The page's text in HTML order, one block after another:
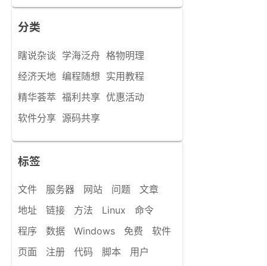
分类
瞎说杂谈 学海泛舟 格物明理
经济天地 编程随想 实用教程
精华荟萃 福利共享 优惠活动
软件分享 源码共享
标签
文件 服务器 网站 问题
文章
地址
链接 方法 Linux
命令
程序
数据 Windows 免费
软件
页面
注册 代码 脚本
用户